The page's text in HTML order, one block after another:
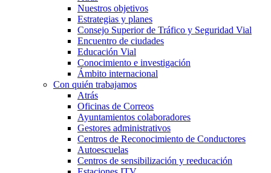
Nuestros objetivos
Estrategias y planes
Consejo Superior de Tráfico y Seguridad Vial
Encuentro de ciudades
Educación Vial
Conocimiento e investigación
Ámbito internacional
Con quién trabajamos
Atrás
Oficinas de Correos
Ayuntamientos colaboradores
Gestores administrativos
Centros de Reconocimiento de Conductores
Autoescuelas
Centros de sensibilización y reeducación